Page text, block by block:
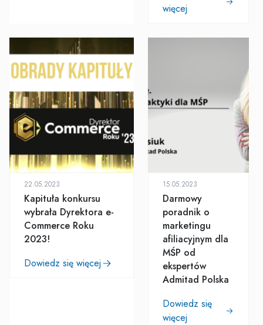
więcej
22.05.2023
Kapituła konkursu
wybrała Dyrektora e-
Commerce Roku
2023!
Dowiedz się więcej
15.05.2023
Darmowy
poradnik o
marketingu
afiliacyjnym dla
MŚP od
ekspertów
Admitad Polska
Dowiedz się
więcej